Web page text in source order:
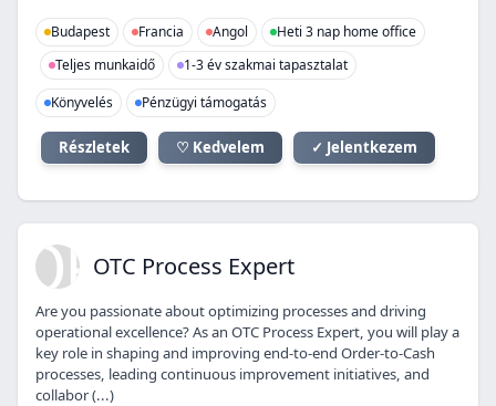
Budapest Francia Angol
Heti 3 nap home office
Teljes munkaidő
1-3 év szakmai tapasztalat
Könyvelés
Pénzügyi támogatás
Részletek ♡ Kedvelem ✓ Jelentkezem
OPOTC Process Expert
Are you passionate about optimizing processes and driving
operational excellence? As an OTC Process Expert, you will play a
key role in shaping and improving end-to-end Order-to-Cash
processes, leading continuous improvement initiatives, and
collabor (...)